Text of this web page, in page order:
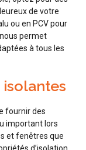
de votre
ou en PCV pour
permet
à tous les
fournir des
important lors
et fenêtres que
d’isolation